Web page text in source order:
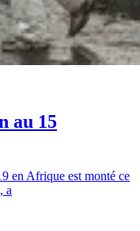
au 15
en Afrique est monté ce
a